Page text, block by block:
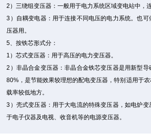
2）三绕组变压器：一般用于电力系统区域变电站中，
3）自耦变电器：用于连接不同电压的电力系统。也
压器用。
5、按铁芯形式分：
1）芯式变压器：用于高压的电力变压器。
2）非晶合金变压器：非晶合金铁芯变压器是用新型
80%，是节能效果较理想的配电变压器，特别适用于
载率较低地方。
3）壳式变压器：用于大电流的特殊变压器，如电炉变
于电子仪器及电视、收音机等的电源变压器。